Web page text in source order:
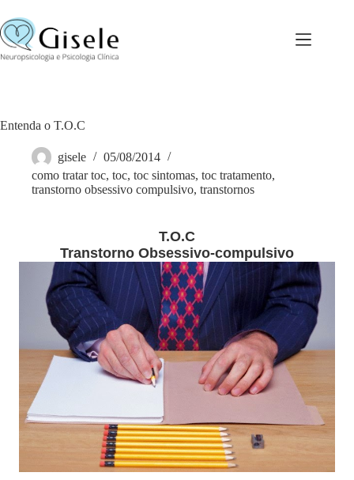
para
o
conteúdo
Entenda o T.O.C
gisele
05/08/2014
como tratar toc, toc, toc sintomas, toc tratamento,
transtorno obsessivo compulsivo, transtornos
T.O.C
Transtorno Obsessivo-compulsivo